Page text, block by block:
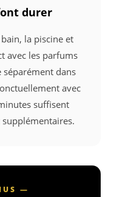
durer
la piscine et
avec les parfums
séparément dans
avec
suffisent
supplémentaires.
—